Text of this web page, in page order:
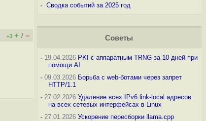
+3 + / –
- Сводка событий за 2025 год
Советы
-19.04.2026 PKI с аппаратным TRNG за 10 дней при
помощи AI
-09.03.2026 Борьба с web-ботами через запрет
HTTP/1.1
-27.02.2026 Удаление всех IPv6 link-local адресов
на всех сетевых интерфейсах в Linux
-27.01.2026 Ускорение пересборки llama.cpp